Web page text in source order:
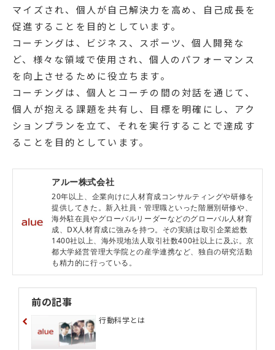
マイズされ、個人が自己解決力を高め、自己成長を
促進することを目的としています。
コーチングは、ビジネス、スポーツ、個人開発な
ど、様々な領域で使用され、個人のパフォーマンス
を向上させるために役立ちます。
コーチングは、個人とコーチの間の対話を通じて、
個人が抱える課題を共有し、目標を明確にし、アク
ションプランを立て、それを実行することで達成す
ることを目的としています。
アルー株式会社
20年以上、企業向けに人材育成コンサルティングや研修を
提供してきた。新入社員・管理職といった階層別研修や、
海外駐在員やグローバルリーダーなどのグローバル人材育
成、DX人材育成に強みを持つ。その実績は取引企業総数
1400社以上、海外現地法人取引社数400社以上に及ぶ。京
都大学経営管理大学院との産学連携など、独自の研究活動
も精力的に行っている。
前の記事
行動科学とは